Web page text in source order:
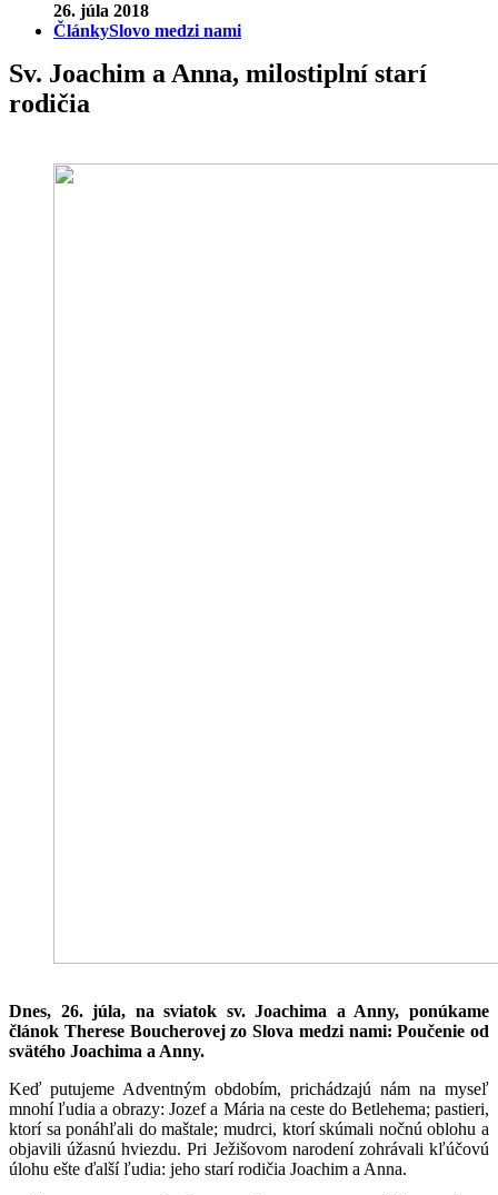
26. júla 2018
ČlánkySlovo medzi nami
Sv. Joachim a Anna, milostiplní starí
rodičia
Dnes, 26. júla, na sviatok sv. Joachima a Anny, ponúkame
článok Therese Boucherovej zo Slova medzi nami: Poučenie od
svätého Joachima a Anny.
Keď putujeme Adventným obdobím, prichádzajú nám na myseľ
mnohí ľudia a obrazy: Jozef a Mária na ceste do Betlehema; pastieri,
ktorí sa ponáhľali do maštale; mudrci, ktorí skúmali nočnú oblohu a
objavili úžasnú hviezdu. Pri Ježišovom narodení zohrávali kľúčovú
úlohu ešte ďalší ľudia: jeho starí rodičia Joachim a Anna.